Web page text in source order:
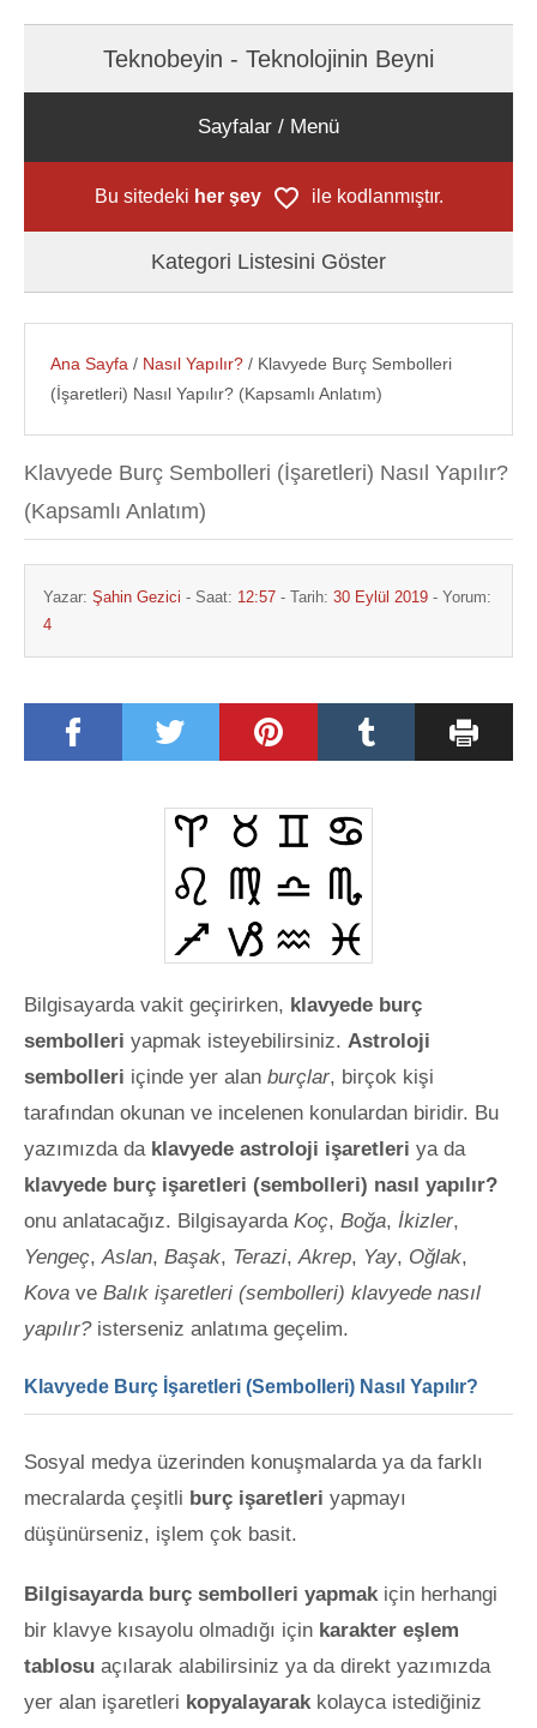
Teknobeyin - Teknolojinin Beyni
Sayfalar / Menü
Bu sitedeki her şey ile kodlanmıştır.
Kategori Listesini Göster
Ana Sayfa / Nasıl Yapılır? / Klavyede Burç Sembolleri
(İşaretleri) Nasıl Yapılır? (Kapsamlı Anlatım)
Klavyede Burç Sembolleri (İşaretleri) Nasıl Yapılır?
(Kapsamlı Anlatım)
Yazar: Şahin Gezici - Saat: 12:57 - Tarih: 30 Eylül 2019 - Yorum:
4
Bilgisayarda vakit geçirirken, klavyede burç
sembolleri yapmak isteyebilirsiniz. Astroloji
sembolleri içinde yer alan burçlar, birçok kişi
tarafından okunan ve incelenen konulardan biridir. Bu
yazımızda da klavyede astroloji işaretleri ya da
klavyede burç işaretleri (sembolleri) nasıl yapılır?
onu anlatacağız. Bilgisayarda Koç, Boğa, İkizler,
Yengeç,Aslan, Başak, Terazi,Akrep, Yay, Oğlak,
Kova ve Balık işaretleri (sembolleri) klavyede nasıl
yapılır?isterseniz anlatıma geçelim.
Klavyede Burç İşaretleri (Sembolleri) Nasıl Yapılır?
Sosyal medya üzerinden konuşmalarda ya da farklı
mecralarda çeşitli burç işaretleri yapmayı
düşünürseniz, işlem çok basit.
Bilgisayarda burç sembolleri yapmakiçin herhangi
bir klavye kısayolu olmadığı için karakter eşlem
tablosu açılarak alabilirsiniz ya da direkt yazımızda
yer alan işaretleri kopyalayarak kolayca istediğiniz